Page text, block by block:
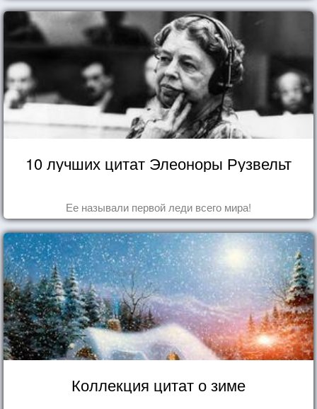
10 лучших цитат Элеоноры Рузвельт
Ее называли первой леди всего мира!
Коллекция цитат о зиме